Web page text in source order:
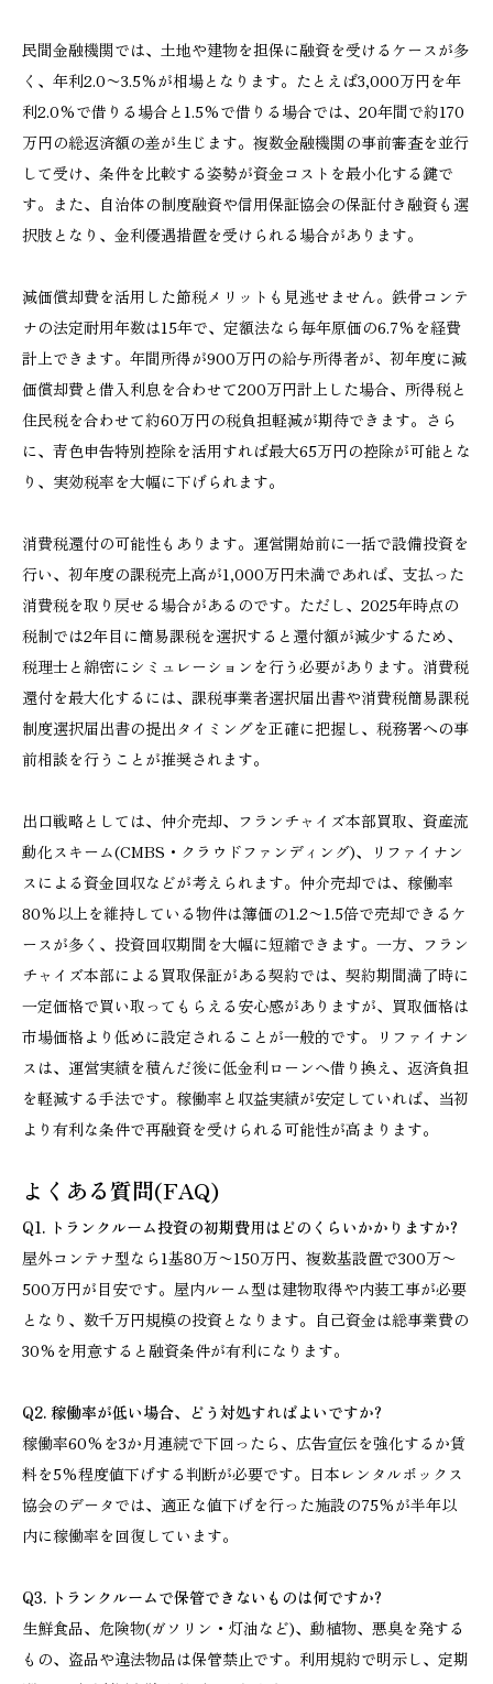
民間金融機関では、土地や建物を担保に融資を受けるケースが多
く、年利2.0〜3.5%が相場となります。たとえば3,000万円を年
利2.0%で借りる場合と1.5%で借りる場合では、20年間で約170
万円の総返済額の差が生じます。複数金融機関の事前審査を並行
して受け、条件を比較する姿勢が資金コストを最小化する鍵で
す。また、自治体の制度融資や信用保証協会の保証付き融資も選
択肢となり、金利優遇措置を受けられる場合があります。
減価償却費を活用した節税メリットも見逃せません。鉄骨コンテ
ナの法定耐用年数は15年で、定額法なら毎年原価の6.7%を経費
計上できます。年間所得が900万円の給与所得者が、初年度に減
価償却費と借入利息を合わせて200万円計上した場合、所得税と
住民税を合わせて約60万円の税負担軽減が期待できます。さら
に、青色申告特別控除を活用すれば最大65万円の控除が可能とな
り、実効税率を大幅に下げられます。
消費税還付の可能性もあります。運営開始前に一括で設備投資を
行い、初年度の課税売上高が1,000万円未満であれば、支払った
消費税を取り戻せる場合があるのです。ただし、2025年時点の
税制では2年目に簡易課税を選択すると還付額が減少するため、
税理士と綿密にシミュレーションを行う必要があります。消費税
還付を最大化するには、課税事業者選択届出書や消費税簡易課税
制度選択届出書の提出タイミングを正確に把握し、税務署への事
前相談を行うことが推奨されます。
出口戦略としては、仲介売却、フランチャイズ本部買取、資産流
動化スキーム(CMBS・クラウドファンディング)、リファイナン
スによる資金回収などが考えられます。仲介売却では、稼働率
80%以上を維持している物件は簿価の1.2〜1.5倍で売却できるケ
ースが多く、投資回収期間を大幅に短縮できます。一方、フラン
チャイズ本部による買取保証がある契約では、契約期間満了時に
一定価格で買い取ってもらえる安心感がありますが、買取価格は
市場価格より低めに設定されることが一般的です。リファイナン
スは、運営実績を積んだ後に低金利ローンへ借り換え、返済負担
を軽減する手法です。稼働率と収益実績が安定していれば、当初
より有利な条件で再融資を受けられる可能性が高まります。
よくある質問(FAQ)
Q1. トランクルーム投資の初期費用はどのくらいかかりますか?
屋外コンテナ型なら1基80万〜150万円、複数基設置で300万〜
500万円が目安です。屋内ルーム型は建物取得や内装工事が必要
となり、数千万円規模の投資となります。自己資金は総事業費の
30%を用意すると融資条件が有利になります。
Q2. 稼働率が低い場合、どう対処すればよいですか?
稼働率60%を3か月連続で下回ったら、広告宣伝を強化するか賃
料を5%程度値下げする判断が必要です。日本レンタルボックス
協会のデータでは、適正な値下げを行った施設の75%が半年以
内に稼働率を回復しています。
Q3. トランクルームで保管できないものは何ですか?
生鮮食品、危険物(ガソリン・灯油など)、動植物、悪臭を発する
もの、盗品や違法物品は保管禁止です。利用規約で明示し、定期